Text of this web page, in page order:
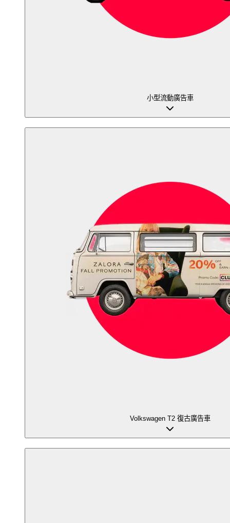
小型流動廣告車
Volkswagen T2 復古廣告車